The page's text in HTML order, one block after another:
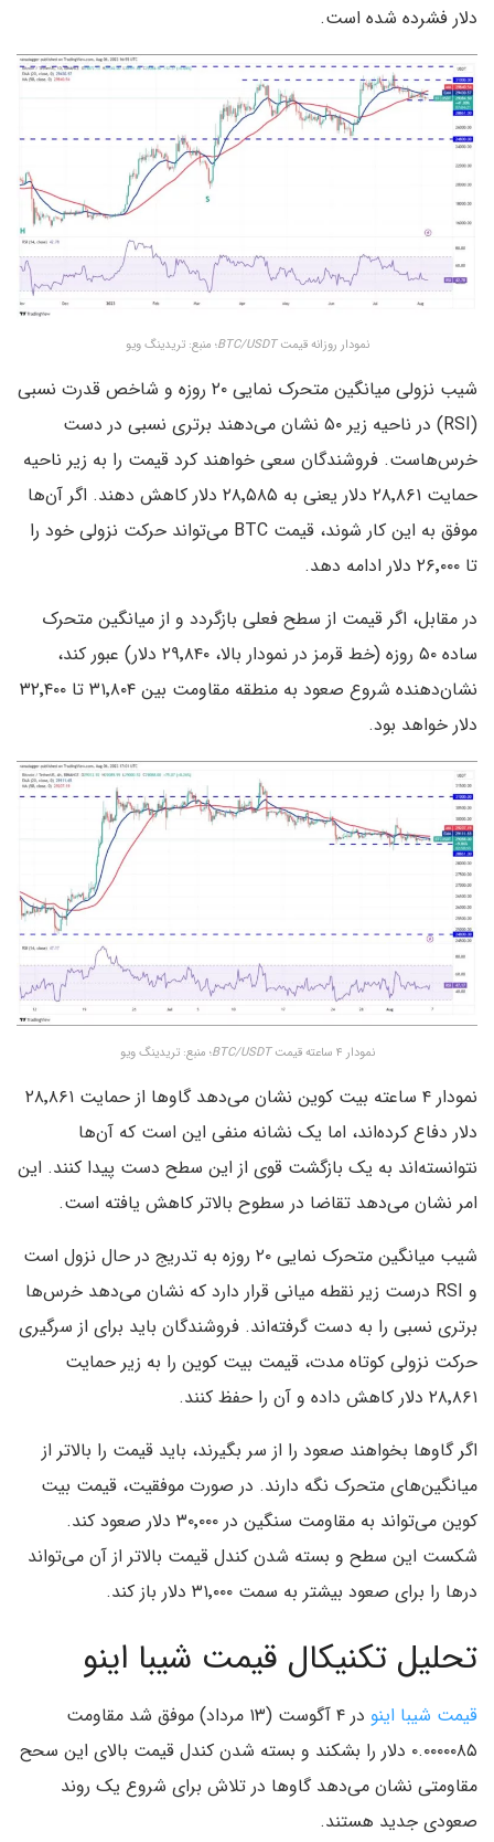
دلار فشرده شده است.
نمودار روزانه قیمتBTC/USDT؛ منبع: تریدینگ ویو
شیب نزولی میانگین متحرک نمایی ۲۰ روزه و شاخص قدرت نسبی
(RSI) در ناحیه زیر ۵۰ نشان می‌دهند برتری نسبی در دست
خرس‌هاست. فروشندگان سعی خواهند کرد قیمت را به زیر ناحیه
حمایت ۲۸٬۸۶۱ دلار یعنی به ۲۸٬۵۸۵ دلار کاهش دهند. اگر آن‌ها
موفق به این کار شوند، قیمت BTC می‌تواند حرکت نزولی خود را
تا ۲۶٬۰۰۰ دلار ادامه دهد.
در مقابل، اگر قیمت از سطح فعلی بازگردد و از میانگین متحرک
ساده ۵۰ روزه (خط قرمز در نمودار بالا، ۲۹٬۸۴۰ دلار) عبور کند،
نشان‌دهنده شروع صعود به منطقه مقاومت بین ۳۱٬۸۰۴ تا ۳۲٬۴۰۰
دلار خواهد بود.
نمودار ۴ ساعته قیمت BTC/USDT؛ منبع: تریدینگ ویو
نمودار ۴ ساعته بیت کوین نشان می‌دهد گاوها از حمایت ۲۸٬۸۶۱
دلار دفاع کرده‌اند، اما یک نشانه منفی این است که آن‌ها
نتوانسته‌اند به یک بازگشت قوی از این سطح دست پیدا کنند. این
امر نشان می‌دهد تقاضا در سطوح بالاتر کاهش یافته است.
شیب میانگین متحرک نمایی ۲۰ روزه به تدریج در حال نزول است
و RSI درست زیر نقطه میانی قرار دارد که نشان می‌دهد خرس‌ها
برتری نسبی را به دست گرفته‌اند. فروشندگان باید برای از سرگیری
حرکت نزولی کوتاه مدت، قیمت بیت کوین را به زیر حمایت
۲۸٬۸۶۱ دلار کاهش داده و آن را حفظ کنند.
اگر گاوها بخواهند صعود را از سر بگیرند، باید قیمت را بالاتر از
میانگین‌های متحرک نگه دارند. در صورت موفقیت، قیمت بیت
کوین می‌تواند به مقاومت سنگین در ۳۰٬۰۰۰ دلار صعود کند.
شکست این سطح و بسته شدن کندل قیمت بالاتر از آن می‌تواند
درها را برای صعود بیشتر به سمت ۳۱٬۰۰۰ دلار باز کند.
تحلیل تکنیکال قیمت شیبا اینو
قیمت شیبا اینو
در ۴ آگوست (۱۳ مرداد) موفق شد مقاومت
۰.۰۰۰۰۰۸۵ دلار را بشکند و بسته شدن کندل قیمت بالای این سحح
مقاومتی نشان می‌دهد گاوها در تلاش برای شروع یک روند
صعودی جدید هستند.